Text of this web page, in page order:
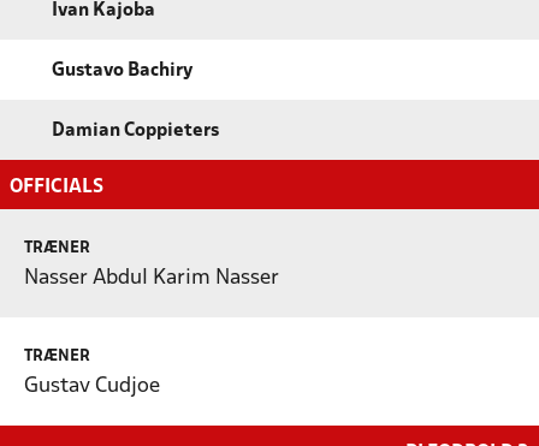
Ivan Kajoba
Gustavo Bachiry
Damian Coppieters
OFFICIALS
TRÆNER
Nasser Abdul Karim Nasser
TRÆNER
Gustav Cudjoe